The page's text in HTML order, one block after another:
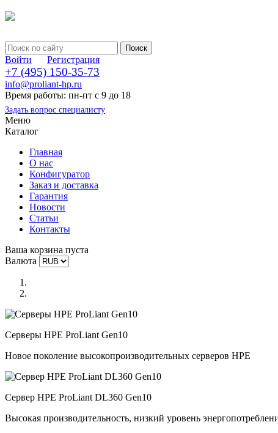
Войти Регистрация
+7 (495) 150-35-73
info@proliant-hp.ru
Время работы: пн-пт с 9 до 18
Задать вопрос специалисту
Меню
Каталог
Главная
О нас
Конфигуратор
Заказ и доставка
Гарантия
Новости
Статьи
Контакты
Ваша корзина пуста
Валюта
Серверы HPE ProLiant Gen10
Новое поколение высокопроизводительных серверов HPE
Сервер HPE ProLiant DL360 Gen10
Высокая производительность, низкий уровень